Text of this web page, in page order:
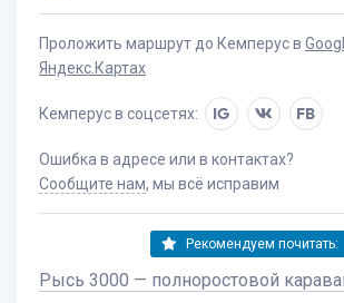
Проложить маршрут до Кемперус в
Яндекс.Картах
Кемперус в соцсетях: IG FB
Ошибка в адресе или в контактах?
Сообщите нам, мы всё исправим
Рекомендуем почитать:
Рысь 3000 — полноростовой